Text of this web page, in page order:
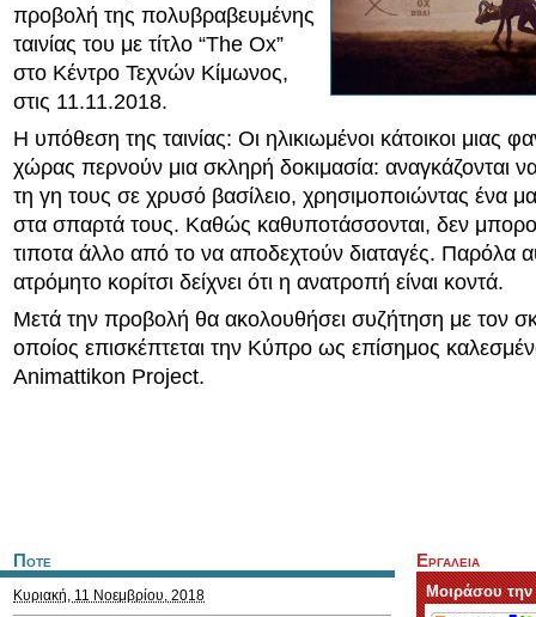
προβολή της πολυβραβευμένης
ταινίας του με τίτλο “The Ox”
στο Κέντρο Τεχνών Κίμωνος,
στις 11.11.2018.
Η υπόθεση της ταινίας: Οι ηλικιωμένοι κάτοικοι μιας
χώρας περνούν μια σκληρή δοκιμασία: αναγκάζονται
τη γη τους σε χρυσό βασίλειο, χρησιμοποιώντας ένα
στα σπαρτά τους. Καθώς καθυποτάσσονται, δεν
τιποτα άλλο από το να αποδεχτούν διαταγές. Παρόλα
ατρόμητο κορίτσι δείχνει ότι η ανατροπή είναι κοντά.
Μετά την προβολή θα ακολουθήσει συζήτηση με τον
οποίος επισκέπτεται την Κύπρο ως επίσημος
Animattikon Project.
Ποτε
Κυριακή, 11 Νοεμβρίου, 2018
Εργαλεια
Μοιράσου